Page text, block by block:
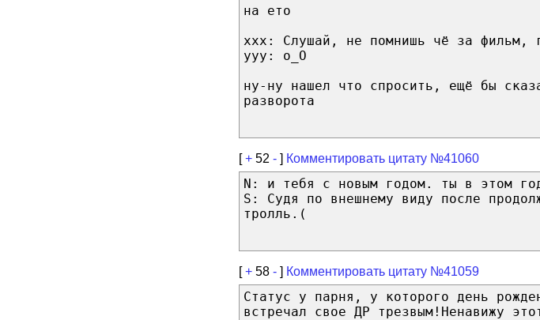
на ето
xxx: Слушай, не помнишь чё за фильм,
yyy: о_О
ну-ну нашел что спросить, ещё бы
разворота
[+ 52 - ] Комментировать цитату №41060
N: и тебя с новым годом. ты в этом
S: Судя по внешнему виду после
тролль.(
[+ 58 - ] Комментировать цитату №41059
Статус у парня, у которого день
встречал свое ДР трезвым!Ненавижу